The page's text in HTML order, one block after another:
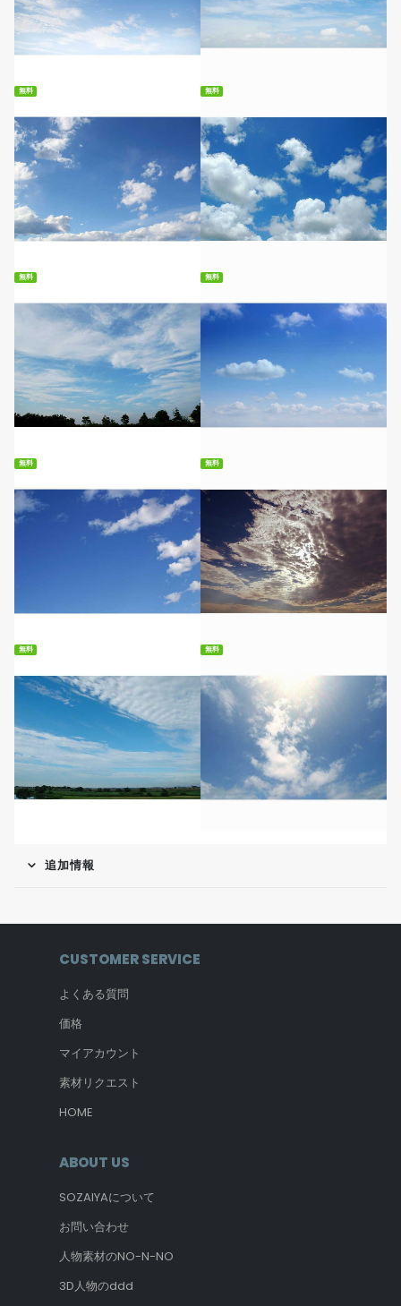
無料ダウンロード 無料ダウンロード
無料
無料ダウンロード
無料
無料ダウンロード
無料
無料ダウンロード
無料
無料ダウンロード
無料 無料
無料ダウンロード
無料
無料ダウンロード
無料
無料ダウンロード
追加情報
CUSTOMER SERVICE
よくある質問
価格
マイアカウント
素材リクエスト
HOME
ABOUT US
SOZAIYAについて
お問い合わせ
人物素材のNO-N-NO
3D人物のddd